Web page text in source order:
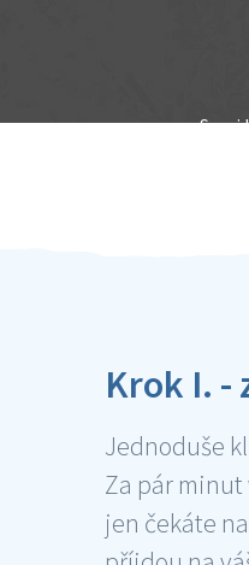
Sami
Krok I. -
Jednoduše
Za pár minut
jen čekáte